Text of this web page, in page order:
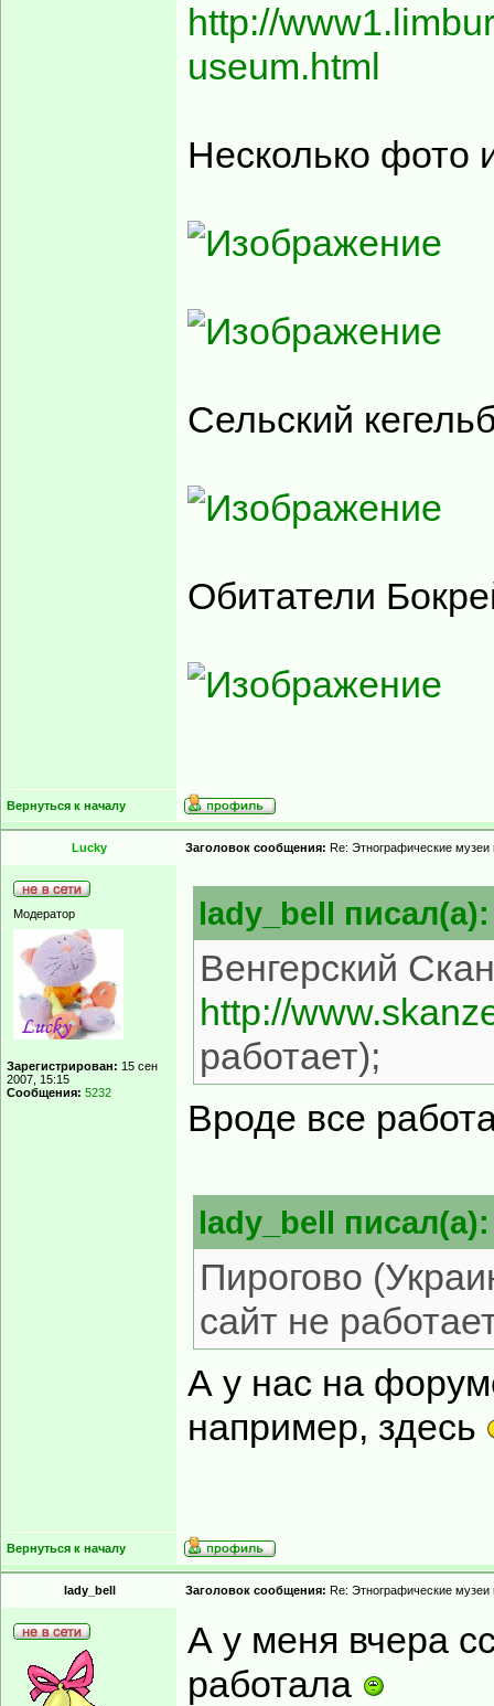
http://
useum.html
Несколько фото
Сельский
Обитатели
Вернуться к началу
Lucky Заголовок сообщения: Re: Этнографические
Модератор
Зарегистрирован: 15 сен
2007, 15:15
Сообщения: 5232
lady_bell писал(а):
Венгерский
http://
работает);
Вроде все
lady_bell писал(а):
Пирогово
сайт не
А у нас на
например, здесь
Вернуться к началу
lady_bell Заголовок сообщения: Re: Этнографические
А у меня вчера
работала